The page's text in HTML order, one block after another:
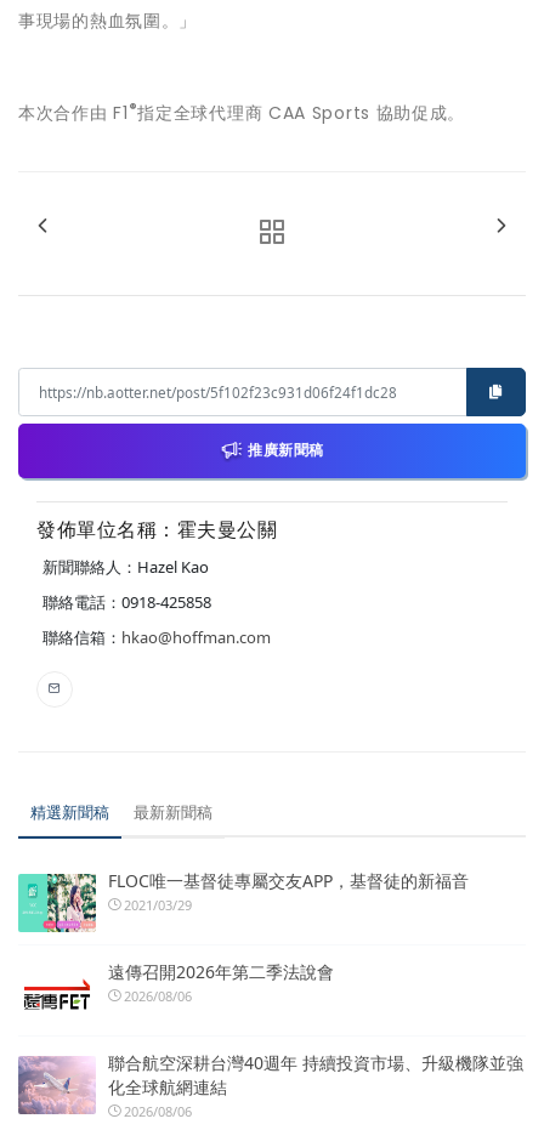
事現場的熱血氛圍。」
本次合作由 F1 ®指定全球代理商 CAA Sports 協助促成。
推廣新聞稿
發佈單位名稱：霍夫曼公關
新聞聯絡人：Hazel Kao
聯絡電話：0918-425858
聯絡信箱： hkao@hoffman.com
精選新聞稿 最新新聞稿
FLOC唯一基督徒專屬交友APP，基督徒的新福音
2021/03/29
遠傳召開2026年第二季法說會
2026/08/06
聯合航空深耕台灣40週年 持續投資市場、升級機隊並強
化全球航網連結
2026/08/06